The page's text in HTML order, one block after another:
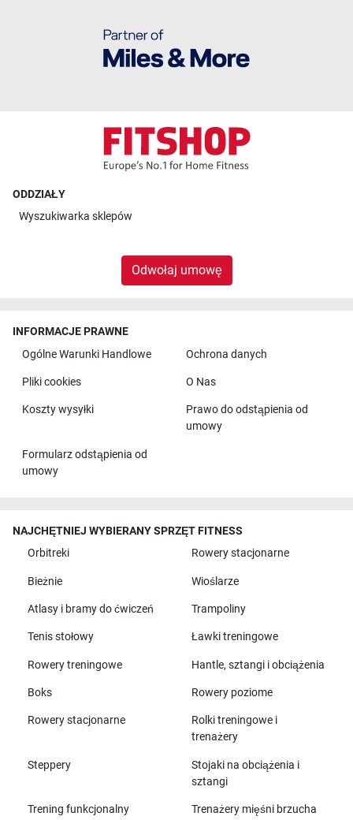
ODDZIAŁY
Wyszukiwarka sklepów
Odwołaj umowę
INFORMACJE PRAWNE
Ogólne Warunki Handlowe
Ochrona danych
Pliki cookies O Nas
Koszty wysyłki
Prawo do odstąpienia od
umowy
Formularz odstąpienia od
umowy
NAJCHĘTNIEJ WYBIERANY SPRZĘT FITNESS
Orbitreki
Rowery stacjonarne
Bieżnie Wioślarze
Atlasy i bramy do ćwiczeń Trampoliny
Tenis stołowy Ławki treningowe
Rowery treningowe Hantle, sztangi i obciążenia
Boks Rowery poziome
Rowery stacjonarne
Rolki treningowe i
trenażery
Steppery
Stojaki na obciążenia i
sztangi
Trening funkcjonalny Trenażery mięśni brzucha